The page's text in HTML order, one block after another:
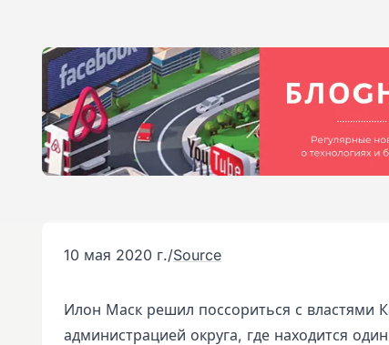
10 мая 2020 г./Source
Илон Маск решил поссориться с властями
администрацией округа, где находится